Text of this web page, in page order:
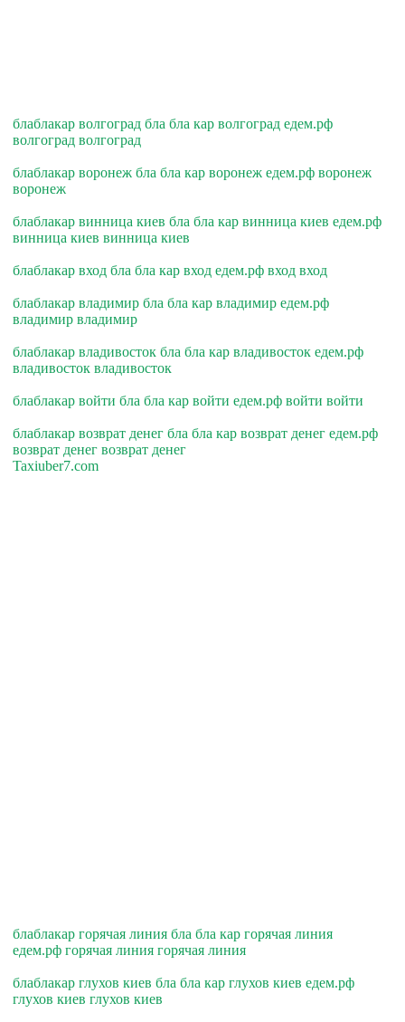
блаблакар волгоград бла бла кар волгоград едем.рф
волгоград волгоград
блаблакар воронеж бла бла кар воронеж едем.рф воронеж
воронеж
блаблакар винница киев бла бла кар винница киев едем.рф
винница киев винница киев
блаблакар вход бла бла кар вход едем.рф вход вход
блаблакар владимир бла бла кар владимир едем.рф
владимир владимир
блаблакар владивосток бла бла кар владивосток едем.рф
владивосток владивосток
блаблакар войти бла бла кар войти едем.рф войти войти
блаблакар возврат денег бла бла кар возврат денег едем.рф
возврат денег возврат денег
Taxiuber7.com
блаблакар горячая линия бла бла кар горячая линия
едем.рф горячая линия горячая линия
блаблакар глухов киев бла бла кар глухов киев едем.рф
глухов киев глухов киев